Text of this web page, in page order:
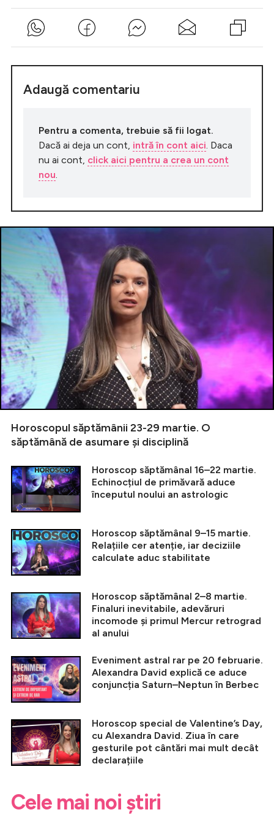
Adaugă comentariu
Pentru a comenta, trebuie să fii logat.
Dacă ai deja un cont, intră în cont aici. Daca
nu ai cont, click aici pentru a crea un cont
nou.
Horoscopul săptămânii 23-29 martie. O
săptămână de asumare și disciplină
Horoscop săptămânal 16–22 martie.
Echinocțiul de primăvară aduce
începutul noului an astrologic
Horoscop săptămânal 9–15 martie.
Relațiile cer atenție, iar deciziile
calculate aduc stabilitate
Horoscop săptămânal 2–8 martie.
Finaluri inevitabile, adevăruri
incomode și primul Mercur retrograd
al anului
Eveniment astral rar pe 20 februarie.
Alexandra David explică ce aduce
conjuncția Saturn–Neptun în Berbec
Horoscop special de Valentine’s Day,
cu Alexandra David. Ziua în care
gesturile pot cântări mai mult decât
declarațiile
Cele mai noi știri